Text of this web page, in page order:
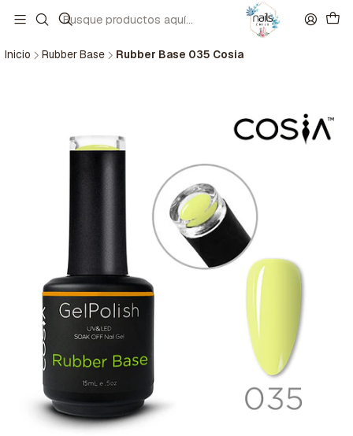
Inicio Rubber Base Rubber Base 035 Cosia